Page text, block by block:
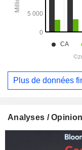
Plus de données
Analyses /